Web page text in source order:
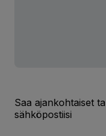
Saa ajankohtaiset
sähköpostiisi